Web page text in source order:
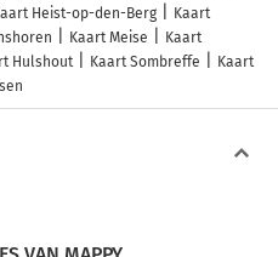
Heist-op-den-Berg
Kaart
Kaart Meise
Kaart
Hulshout Kaart Sombreffe
Kaart